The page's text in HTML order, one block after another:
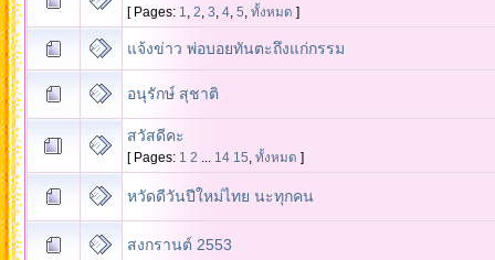
[ Pages: 1 2 3 4, 5 ทั้งหมด ]
แจ้งข่าว พ่อบอยทันตะถึงแก่กรรม
อนุรักษ์ สุชาติ
สวัสดีคะ
[ Pages: 1 2 14 15 ทั้งหมด ]
หวัดดีวันปีใหม่ไทย นะทุกคน
สงกรานต์ 2553